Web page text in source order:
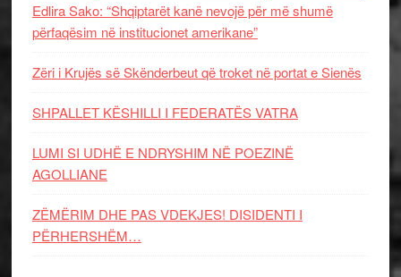
Edlira Sako: “Shqiptarët kanë nevojë për më shumë
përfaqësim në institucionet amerikane”
Zëri i Krujës së Skënderbeut që troket në portat e Sienës
SHPALLET KËSHILLI I FEDERATËS VATRA
LUMI SI UDHË E NDRYSHIM NË POEZINË
AGOLLIANE
ZËMËRIM DHE PAS VDEKJES! DISIDENTI I
PËRHERSHËM…